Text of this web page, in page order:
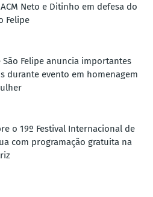
Neto e Ditinho em defesa do
Felipe
São Felipe anuncia importantes
durante evento em homenagem
o 19º Festival Internacional de
com programação gratuita na